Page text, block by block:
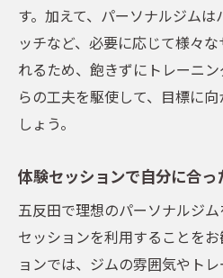
す。加えて、パーソナルジム
ッチなど、必要に応じて様々
れるため、飽きずにトレーニ
らの工夫を駆使して、目標に
しょう。
体験セッションで自分に合っ
五反田で理想のパーソナルジ
セッションを利用することを
ョンでは、ジムの雰囲気やト